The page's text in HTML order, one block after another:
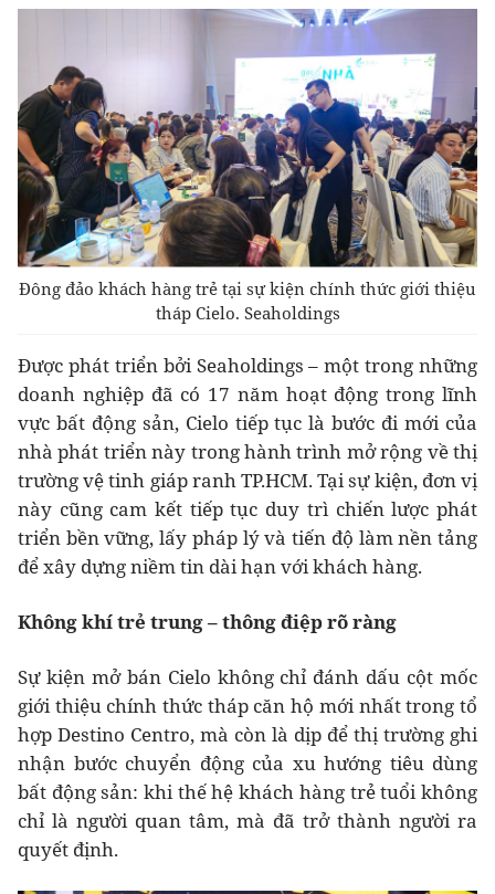
Đông đảo khách hàng trẻ tại sự kiện chính thức giới thiệu
tháp Cielo. Seaholdings
Được phát triển bởi Seaholdings – một trong những
doanh nghiệp đã có 17 năm hoạt động trong lĩnh
vực bất động sản, Cielo tiếp tục là bước đi mới của
nhà phát triển này trong hành trình mở rộng về thị
trường vệ tinh giáp ranh TP.HCM. Tại sự kiện, đơn vị
này cũng cam kết tiếp tục duy trì chiến lược phát
triển bền vững, lấy pháp lý và tiến độ làm nền tảng
để xây dựng niềm tin dài hạn với khách hàng.
Không khí trẻ trung – thông điệp rõ ràng
Sự kiện mở bán Cielo không chỉ đánh dấu cột mốc
giới thiệu chính thức tháp căn hộ mới nhất trong tổ
hợp Destino Centro, mà còn là dịp để thị trường ghi
nhận bước chuyển động của xu hướng tiêu dùng
bất động sản: khi thế hệ khách hàng trẻ tuổi không
chỉ là người quan tâm, mà đã trở thành người ra
quyết định.